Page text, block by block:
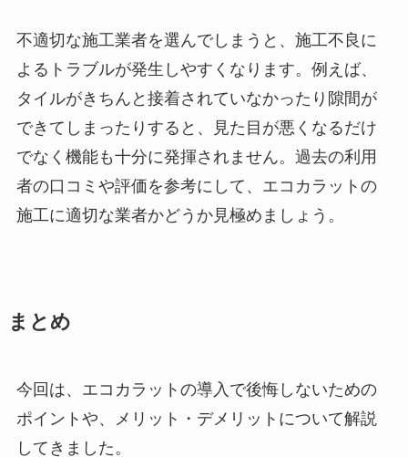
不適切な施工業者を選んでしまうと、施工不良に
よるトラブルが発生しやすくなります。例えば、
タイルがきちんと接着されていなかったり隙間が
できてしまったりすると、見た目が悪くなるだけ
でなく機能も十分に発揮されません。過去の利用
者の口コミや評価を参考にして、エコカラットの
施工に適切な業者かどうか見極めましょう。
まとめ
今回は、エコカラットの導入で後悔しないための
ポイントや、メリット・デメリットについて解説
してきました。